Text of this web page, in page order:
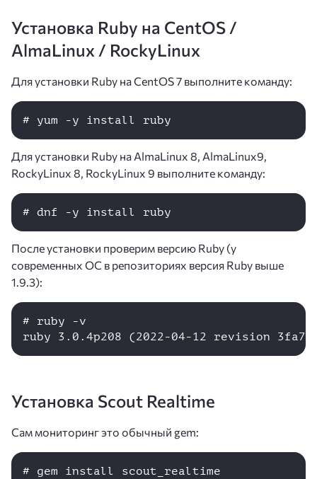
Установка Ruby на CentOS /
AlmaLinux / RockyLinux
Для установки Ruby на CentOS 7 выполните команду:
# yum -y install ruby
Для установки Ruby на AlmaLinux 8, AlmaLinux9,
RockyLinux 8, RockyLinux 9 выполните команду:
# dnf -y install ruby
После установки проверим версию Ruby (у
современных ОС в репозиториях версия Ruby выше
1.9.3):
# ruby -v
Установка Scout Realtime
Сам мониторинг это обычный gem:
# gem install scout_realtime